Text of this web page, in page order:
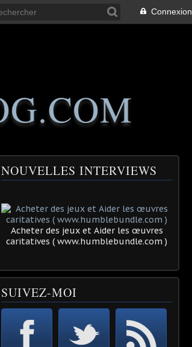
Connexion
NOUVELLES INTERVIEWS
Acheter des jeux et Aider les œuvres
caritatives ( www.humblebundle.com )
SUIVEZ-MOI